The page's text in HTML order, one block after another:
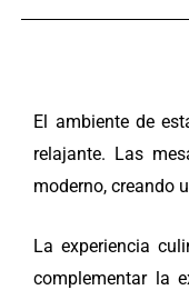
El ambiente de
relajante. Las
moderno, creando
La experiencia
complementar la